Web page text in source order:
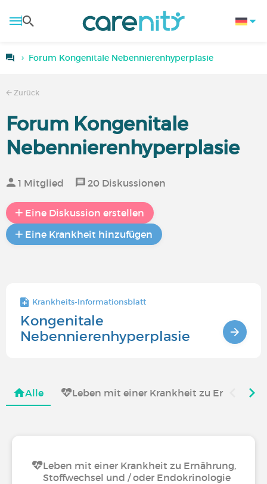
Forum Kongenitale Nebennierenhyperplasie
Zurück
Forum Kongenitale
Nebennierenhyperplasie
1 Mitglied 20 Diskussionen
Eine Diskussion erstellen
Eine Krankheit hinzufügen
Krankheits-Informationsblatt
Kongenitale
Nebennierenhyperplasie
Alle Leben mit einer Krankheit zu
Leben mit einer Krankheit zu Ernährung,
Stoffwechsel und / oder Endokrinologie